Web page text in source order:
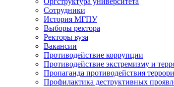
Сотрудники
История МГПУ
Выборы ректора
Ректоры вуза
Вакансии
Противодействие коррупции
Противодействие экстремизму и
Пропаганда противодействия
Профилактика деструктивных